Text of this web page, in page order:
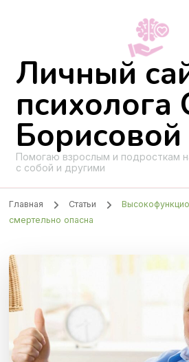
Личный
психолога
Борисовой
Помогаю взрослым и подросткам
с собой и другими
Главная Статьи
смертельно опасна